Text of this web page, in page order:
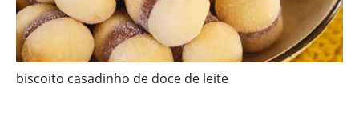
biscoito casadinho de doce de leite